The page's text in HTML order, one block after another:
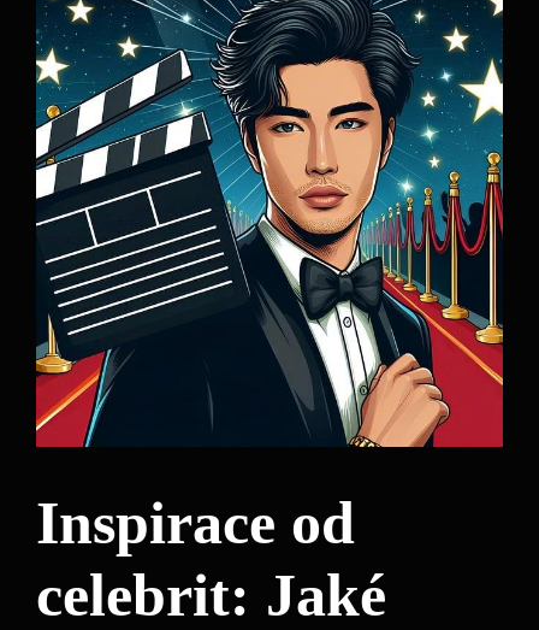
Inspirace od
celebrit: Jaké